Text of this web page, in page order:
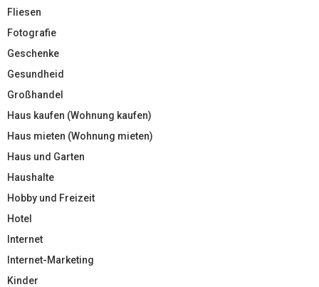
Fliesen
Fotografie
Geschenke
Gesundheid
Großhandel
Haus kaufen (Wohnung kaufen)
Haus mieten (Wohnung mieten)
Haus und Garten
Haushalte
Hobby und Freizeit
Hotel
Internet
Internet-Marketing
Kinder